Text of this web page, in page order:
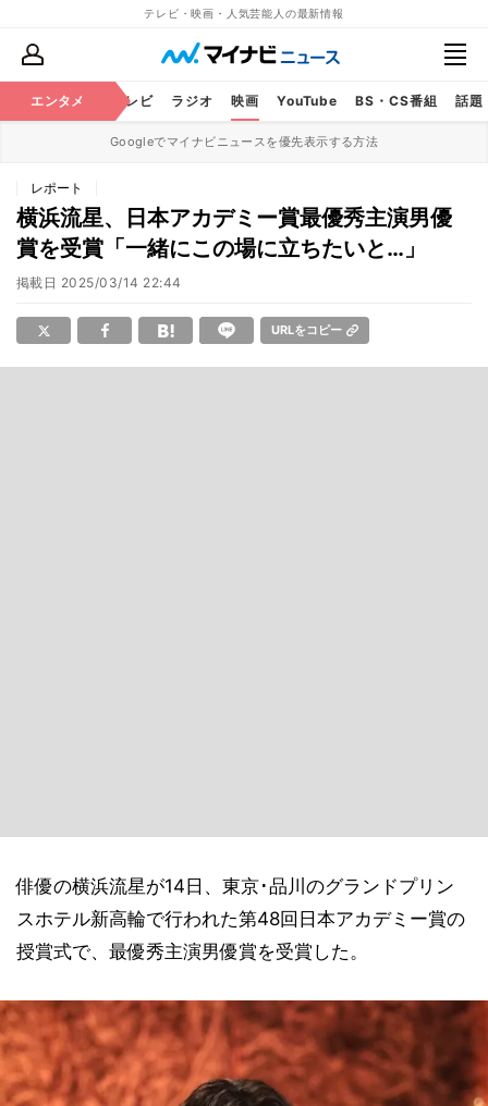
テレビ・映画・人気芸能人の最新情報
エンタメ
芸能 テレビ ラジオ 映画 YouTube BS・CS番組 話題
Googleでマイナビニュースを優先表示する方法
レポート
横浜流星、日本アカデミー賞最優秀主演男優
賞を受賞「一緒にこの場に立ちたいと…」
掲載日 2025/03/14 22:44
URLをコピー
俳優の横浜流星が14日、東京･品川のグランドプリン
スホテル新高輪で行われた第48回日本アカデミー賞の
授賞式で、最優秀主演男優賞を受賞した。